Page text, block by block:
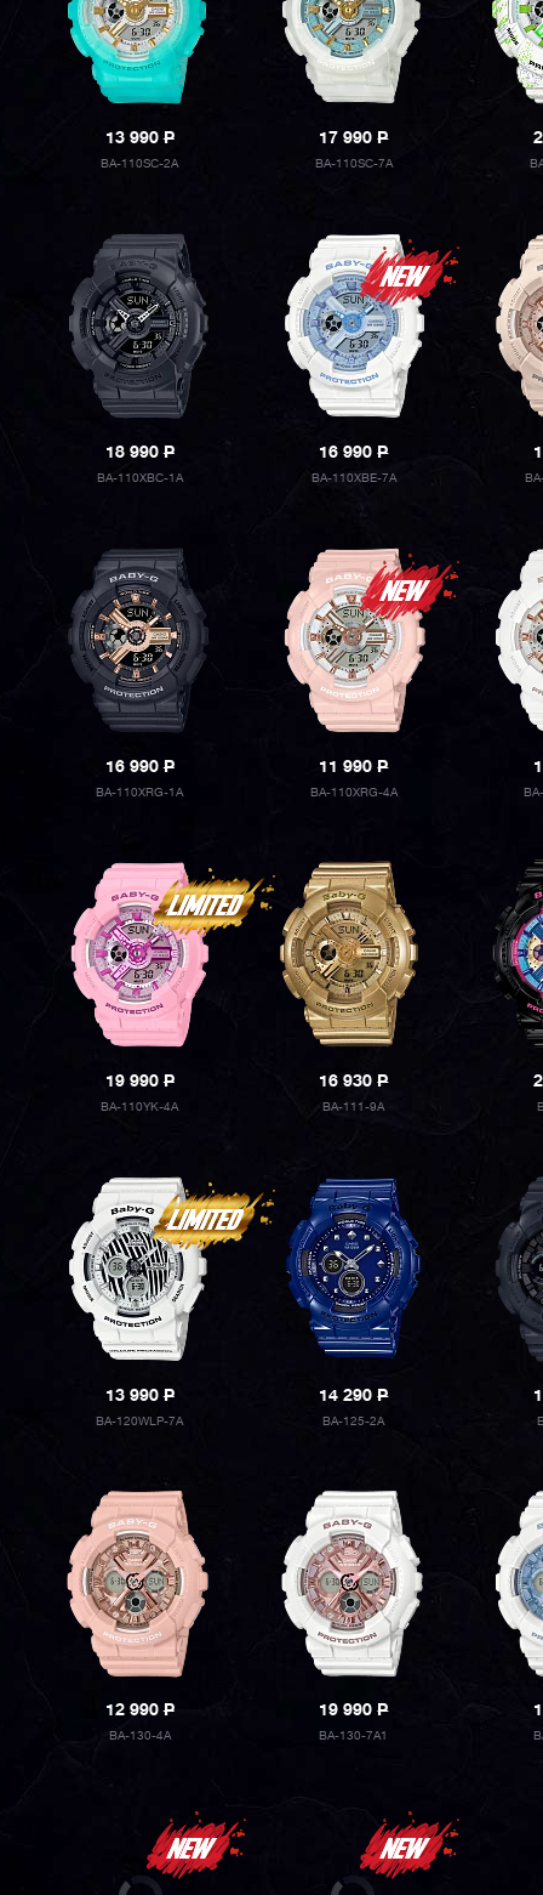
13 990P
BA-110SC-2A
17 990P
BA-110SC-7A
18 990P
BA-110XBC-1A
16 990P
BA-110XBE-7A
16 990P
BA-110XRG-1A
11 990P
BA-110XRG-4A
19 990P
BA-110YK-4A
16 930P
BA-111-9A
13 990P
BA-120WLP-7A
14 290P
BA-125-2A
12 990P
BA-130-4A
19 990P
BA-130-7A1